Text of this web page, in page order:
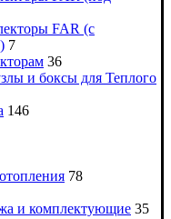
FAR (с
7
36
и боксы для Теплого
146
78
и комплектующие 35